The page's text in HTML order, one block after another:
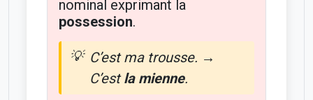
nominal exprimant la
possession.
C’est ma trousse. →
C’estla mienne.